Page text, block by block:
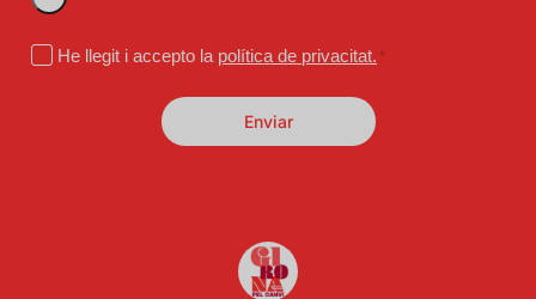
Consentimiento
He llegit i accepto la política de privacitat. *